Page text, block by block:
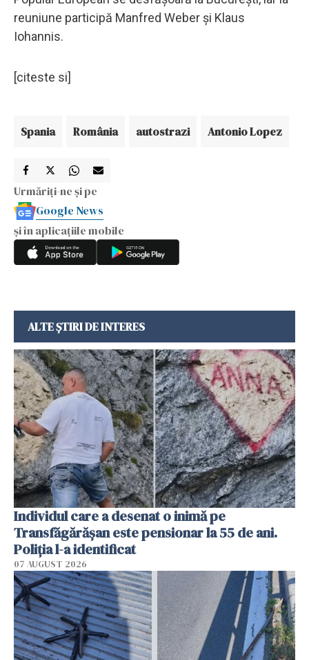
reuniune participă Manfred Weber şi Klaus
Iohannis.
[citeste si]
Spania România autostrazi Antonio Lopez
Urmăriți-ne și pe
Google News
și în aplicațiile mobile
ALTE ȘTIRI DE INTERES
Individul care a desenat o inimă pe
Transfăgărășan este pensionar la 55 de ani.
Poliția l-a identificat
07 AUGUST 2026